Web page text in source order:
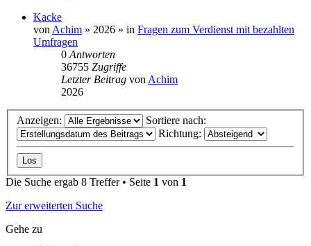
Kacke
von Achim » 2026 » in Fragen zum Verdienst mit bezahlten
Umfragen
0 Antworten
36755 Zugriffe
Letzter Beitrag von Achim
2026
Anzeigen:
Sortiere nach:
Richtung:
Die Suche ergab 8 Treffer • Seite 1 von 1
Zur erweiterten Suche
Gehe zu